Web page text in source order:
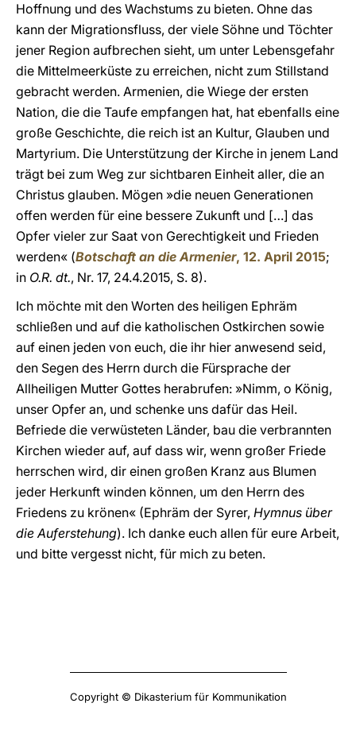
Hoffnung und des Wachstums zu bieten. Ohne das
kann der Migrationsfluss, der viele Söhne und Töchter
jener Region aufbrechen sieht, um unter Lebensgefahr
die Mittelmeerküste zu erreichen, nicht zum Stillstand
gebracht werden. Armenien, die Wiege der ersten
Nation, die die Taufe empfangen hat, hat ebenfalls eine
große Geschichte, die reich ist an Kultur, Glauben und
Martyrium. Die Unterstützung der Kirche in jenem Land
trägt bei zum Weg zur sichtbaren Einheit aller, die an
Christus glauben. Mögen »die neuen Generationen
offen werden für eine bessere Zukunft und […] das
Opfer vieler zur Saat von Gerechtigkeit und Frieden
werden« (Botschaft an die Armenier, 12. April 2015;
in O.R. dt., Nr. 17, 24.4.2015, S. 8).
Ich möchte mit den Worten des heiligen Ephräm
schließen und auf die katholischen Ostkirchen sowie
auf einen jeden von euch, die ihr hier anwesend seid,
den Segen des Herrn durch die Fürsprache der
Allheiligen Mutter Gottes herabrufen: »Nimm, o König,
unser Opfer an, und schenke uns dafür das Heil.
Befriede die verwüsteten Länder, bau die verbrannten
Kirchen wieder auf, auf dass wir, wenn großer Friede
herrschen wird, dir einen großen Kranz aus Blumen
jeder Herkunft winden können, um den Herrn des
Friedens zu krönen« (Ephräm der Syrer, Hymnus über
die Auferstehung). Ich danke euch allen für eure Arbeit,
und bitte vergesst nicht, für mich zu beten.
Copyright © Dikasterium für Kommunikation